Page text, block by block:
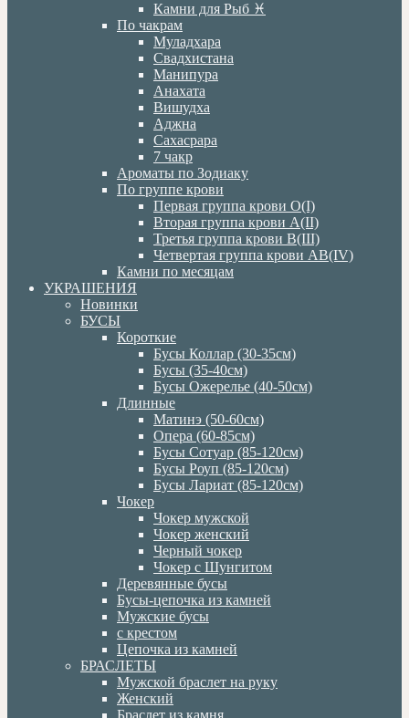
Камни для Рыб ♓️
По чакрам
Муладхара
Свадхистана
Манипура
Анахата
Вишудха
Аджна
Сахасрара
7 чакр
Ароматы по Зодиаку
По группе крови
Первая группа крови О(I)
Вторая группа крови А(II)
Третья группа крови В(III)
Четвертая группа крови АВ(IV)
Камни по месяцам
УКРАШЕНИЯ
Новинки
БУСЫ
Короткие
Бусы Коллар (30-35см)
Бусы (35-40см)
Бусы Ожерелье (40-50см)
Длинные
Матинэ (50-60см)
Опера (60-85см)
Бусы Сотуар (85-120см)
Бусы Роуп (85-120см)
Бусы Лариат (85-120см)
Чокер
Чокер мужской
Чокер женский
Черный чокер
Чокер с Шунгитом
Деревянные бусы
Бусы-цепочка из камней
Мужские бусы
с крестом
Цепочка из камней
БРАСЛЕТЫ
Мужской браслет на руку
Женский
Браслет из камня